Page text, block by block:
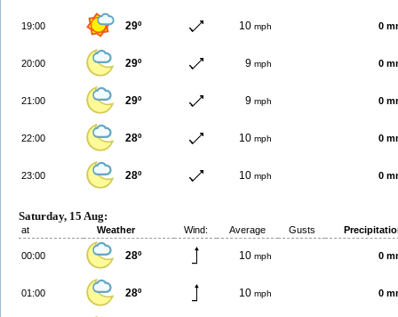
19:00 29º 10 mph 0
20:00 29º 9 mph 0
21:00 29º 9 mph 0
22:00 28º 10 mph 0
23:00 28º 10 mph 0
Saturday, 15 Aug:
at Weather Wind: Average Gusts
00:00 28º 10 mph 0
01:00 28º 10 mph 0